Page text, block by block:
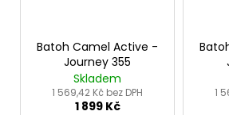
Batoh Camel Active -
Journey 355
Skladem
1 569,42 Kč bez DPH
1 899 Kč
1